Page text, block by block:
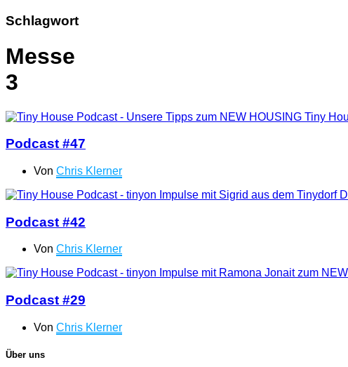
Schlagwort
Messe
3
Podcast #47
Von Chris Klerner
Podcast #42
Von Chris Klerner
Podcast #29
Von Chris Klerner
Über uns